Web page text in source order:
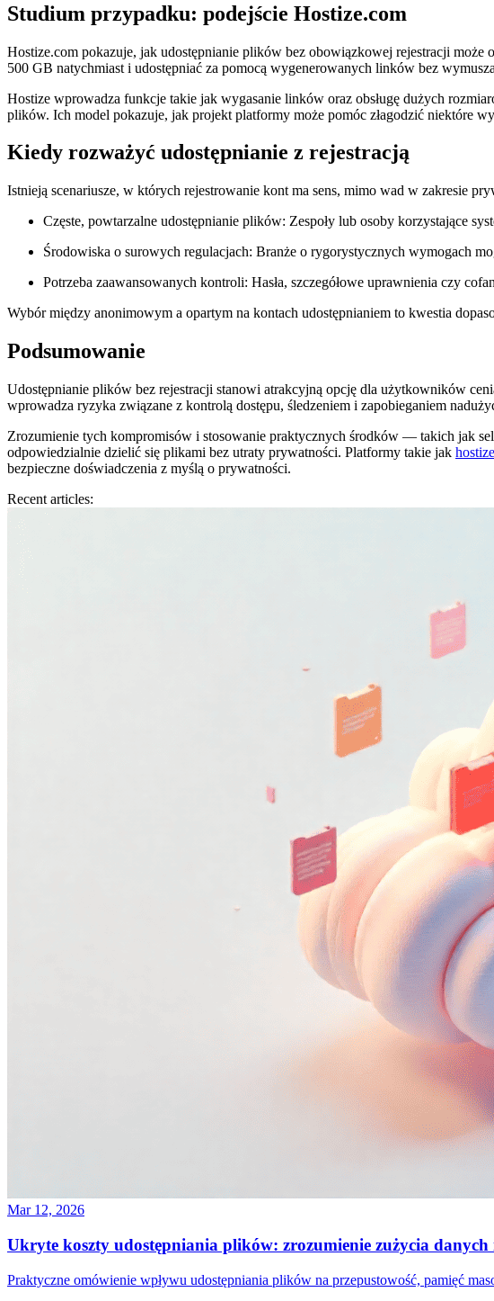
Studium przypadku: podejście Hostize.com
Hostize.com pokazuje, jak udostępnianie plików bez obowiązkowej rejestracji
500 GB natychmiast i udostępniać za pomocą wygenerowanych linków bez
Hostize wprowadza funkcje takie jak wygasanie linków oraz obsługę dużych
plików. Ich model pokazuje, jak projekt platformy może pomóc złagodzić niektóre
Kiedy rozważyć udostępnianie z rejestracją
Istnieją scenariusze, w których rejestrowanie kont ma sens, mimo wad w zakresie
Częste, powtarzalne udostępnianie plików: Zespoły lub osoby korzystające
Środowiska o surowych regulacjach: Branże o rygorystycznych wymogach
Potrzeba zaawansowanych kontroli: Hasła, szczegółowe uprawnienia czy
Wybór między anonimowym a opartym na kontach udostępnianiem to kwestia
Podsumowanie
Udostępnianie plików bez rejestracji stanowi atrakcyjną opcję dla użytkowników
wprowadza ryzyka związane z kontrolą dostępu, śledzeniem i zapobieganiem
Zrozumienie tych kompromisów i stosowanie praktycznych środków — takich jak
odpowiedzialnie dzielić się plikami bez utraty prywatności. Platformy takie jak
bezpieczne doświadczenia z myślą o prywatności.
Recent articles:
Mar 12, 2026
Ukryte koszty udostępniania plików: zrozumienie zużycia
Praktyczne omówienie wpływu udostępniania plików na przepustowość, pamięć